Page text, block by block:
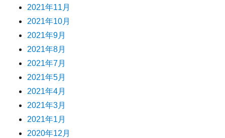
2021年11月
2021年10月
2021年9月
2021年8月
2021年7月
2021年5月
2021年4月
2021年3月
2021年1月
2020年12月